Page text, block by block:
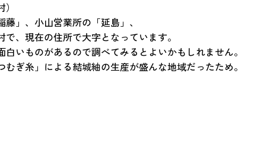
」、小山営業所の「延島」、
、現在の住所で大字となっています。
いものがあるので調べてみるとよいかもしれません。
ぎ糸」による結城紬の生産が盛んな地域だったため。